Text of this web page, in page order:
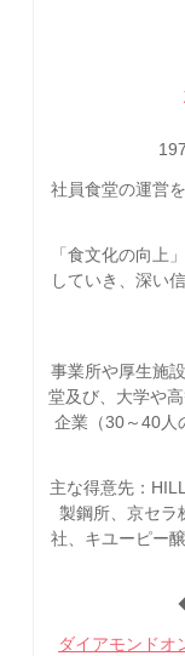
社員食堂の運営
「食文化の向上
していき、深い
事業所や厚生施
堂及び、大学や
企業（30～40人
主な得意先：
製鋼所、京セラ
社、キユーピー
ダイアモンドオ